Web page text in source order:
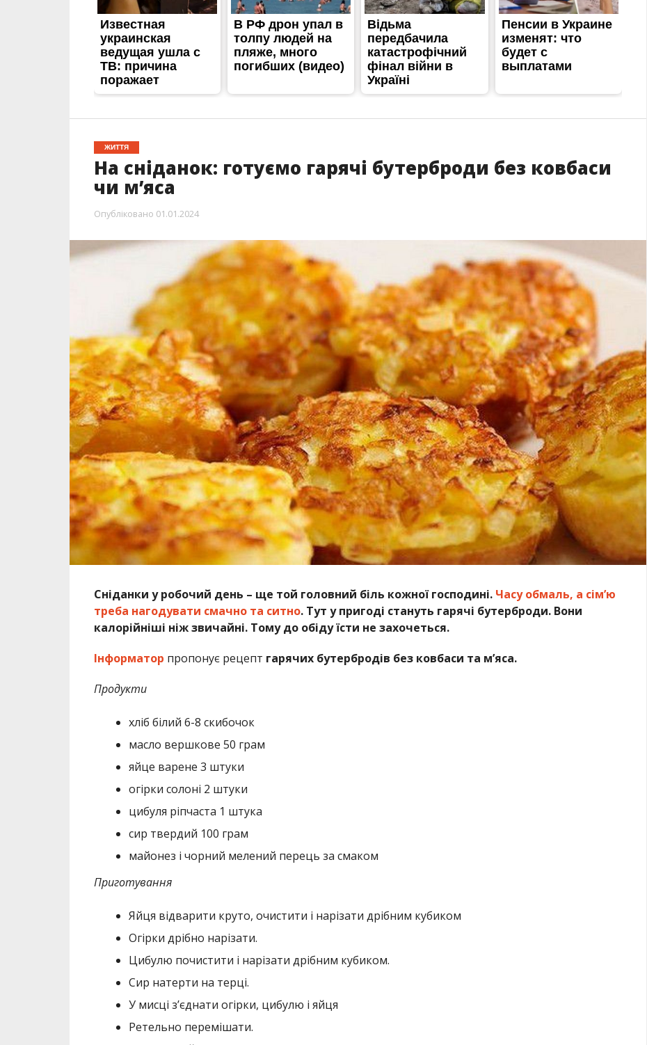
ЖИТТЯ
На сніданок: готуємо гарячі бутерброди без ковбаси
чи м’яса
Опубліковано 01.01.2024
Сніданки у робочий день – ще той головний біль кожної господині. Часу обмаль, а сім’ю
треба нагодувати смачно та ситно. Тут у пригоді стануть гарячі бутерброди. Вони
калорійніші ніж звичайні. Тому до обіду їсти не захочеться.
Інформатор пропонує рецепт гарячих бутербродів без ковбаси та м’яса.
Продукти
хліб білий 6-8 скибочок
масло вершкове 50 грам
яйце варене 3 штуки
огірки солоні 2 штуки
цибуля ріпчаста 1 штука
сир твердий 100 грам
майонез і чорний мелений перець за смаком
Приготування
Яйця відварити круто, очистити і нарізати дрібним кубиком
Огірки дрібно нарізати.
Цибулю почистити і нарізати дрібним кубиком.
Сир натерти на терці.
У мисці з’єднати огірки, цибулю і яйця
Ретельно перемішати.